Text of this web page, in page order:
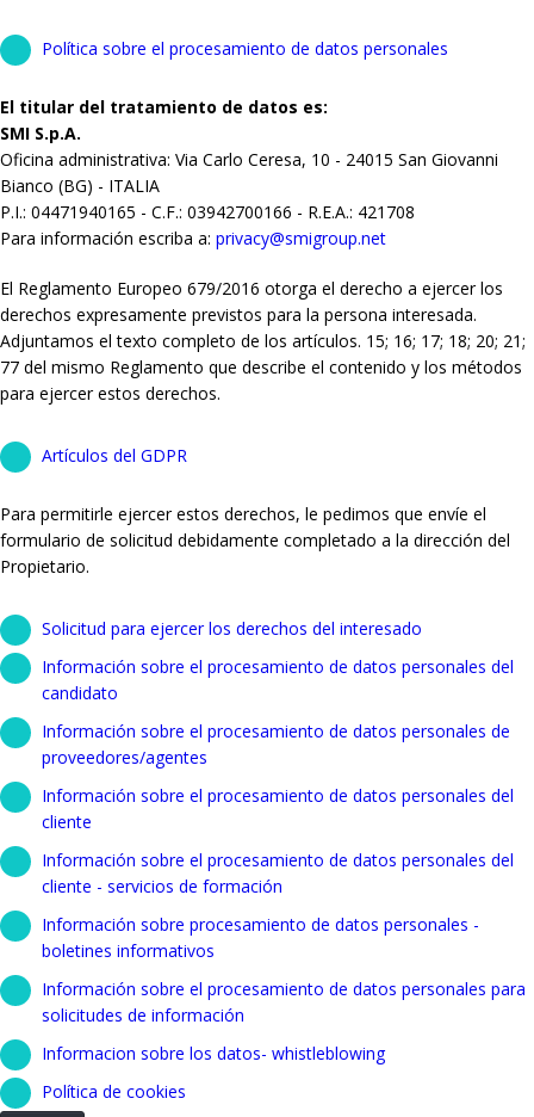
Política sobre el procesamiento de datos personales
El titular del tratamiento de datos es:
SMI S.p.A.
Oficina administrativa: Via Carlo Ceresa, 10 - 24015 San Giovanni
Bianco (BG) - ITALIA
P.I.: 04471940165 - C.F.: 03942700166 - R.E.A.: 421708
Para información escriba a: privacy@smigroup.net
El Reglamento Europeo 679/2016 otorga el derecho a ejercer los
derechos expresamente previstos para la persona interesada.
Adjuntamos el texto completo de los artículos. 15; 16; 17; 18; 20; 21;
77 del mismo Reglamento que describe el contenido y los métodos
para ejercer estos derechos.
Artículos del GDPR
Para permitirle ejercer estos derechos, le pedimos que envíe el
formulario de solicitud debidamente completado a la dirección del
Propietario.
Solicitud para ejercer los derechos del interesado
Información sobre el procesamiento de datos personales del
candidato
Información sobre el procesamiento de datos personales de
proveedores/agentes
Información sobre el procesamiento de datos personales del
cliente
Información sobre el procesamiento de datos personales del
cliente - servicios de formación
Información sobre procesamiento de datos personales -
boletines informativos
Información sobre el procesamiento de datos personales para
solicitudes de información
Informacion sobre los datos- whistleblowing
Política de cookies